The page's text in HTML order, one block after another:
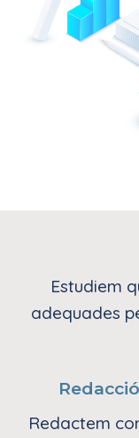
Estudiem
adequades
Redactem